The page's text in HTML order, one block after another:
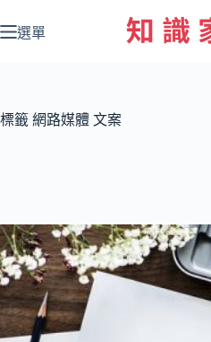
至
容
選單
標籤 網路媒體 文案